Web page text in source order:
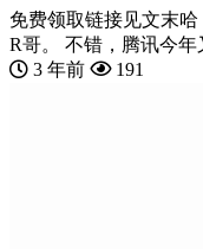
免费领取链接见文末
R哥。 不错，腾讯今年
3 年前
191